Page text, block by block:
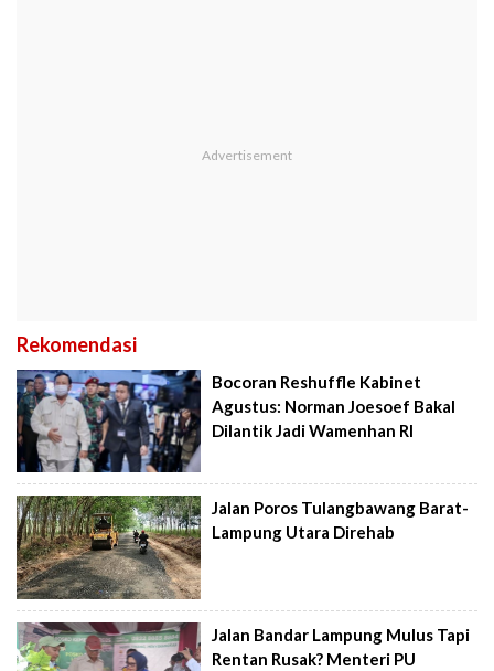
Rekomendasi
Bocoran Reshuffle Kabinet
Agustus: Norman Joesoef Bakal
Dilantik Jadi Wamenhan RI
Jalan Poros Tulangbawang Barat-
Lampung Utara Direhab
Jalan Bandar Lampung Mulus Tapi
Rentan Rusak? Menteri PU